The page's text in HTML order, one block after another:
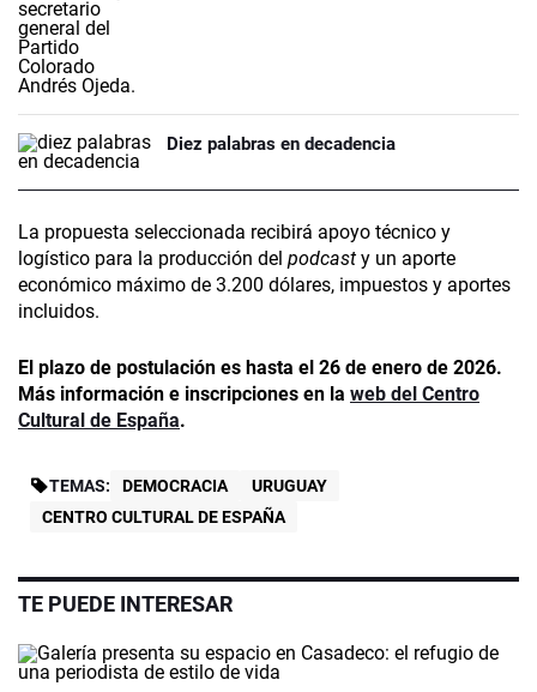
Diez palabras en decadencia
La propuesta seleccionada recibirá apoyo técnico y
logístico para la producción del podcast y un aporte
económico máximo de 3.200 dólares, impuestos y aportes
incluidos.
El plazo de postulación es hasta el 26 de enero de 2026.
Más información e inscripciones en la web del Centro
Cultural de España.
TEMAS: DEMOCRACIA
URUGUAY
CENTRO CULTURAL DE ESPAÑA
TE PUEDE INTERESAR